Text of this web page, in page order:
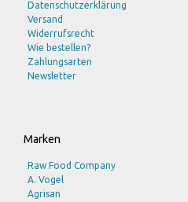
Datenschutzerklärung
Versand
Widerrufsrecht
Wie bestellen?
Zahlungsarten
Newsletter
Marken
Raw Food Company
A. Vogel
Agrisan